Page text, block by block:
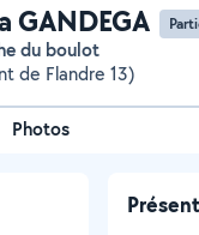
GANDEGA
du boulot
de Flandre 13)
Photos